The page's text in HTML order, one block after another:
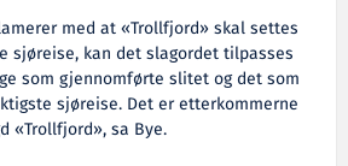
med at «Trollfjord» skal settes
sjøreise, kan det slagordet tilpasses
som gjennomførte slitet og det som
sjøreise. Det er etterkommerne
«Trollfjord», sa Bye.